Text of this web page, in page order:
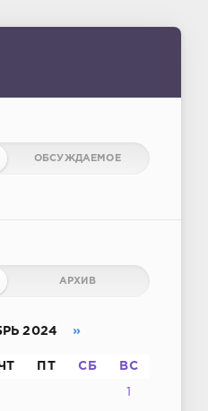
ОБСУЖДАЕМОЕ
АРХИВ
2024 »
ПТ СБ ВС
1